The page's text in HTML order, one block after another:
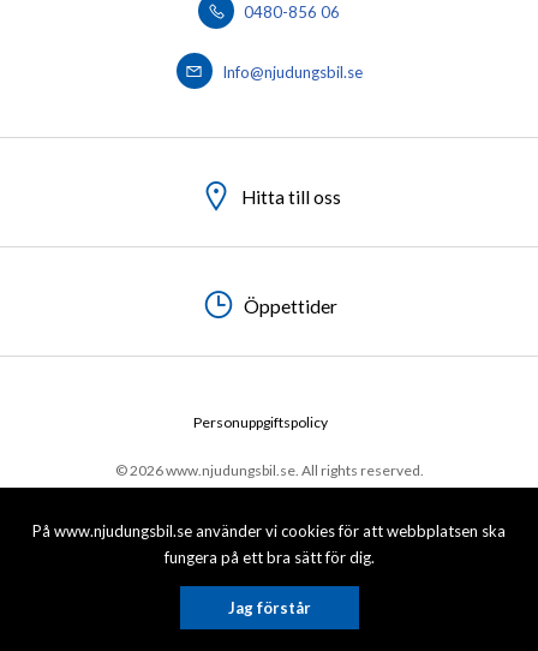
På www.njudungsbil.se använder vi cookies för att webbplatsen ska
fungera på ett bra sätt för dig.
Jag förstår
0480-856 06
Info@njudungsbil.se
Hitta till oss
Öppettider
0491-76 13 00
Info@njudungsbil.se
Hitta till oss
Öppettider
0383-76 37 50
info@njudungsbil.se
Hitta till oss
Öppettider
© 2026 www.njudungsbil.se. All rights reserved.
Personuppgiftspolicy